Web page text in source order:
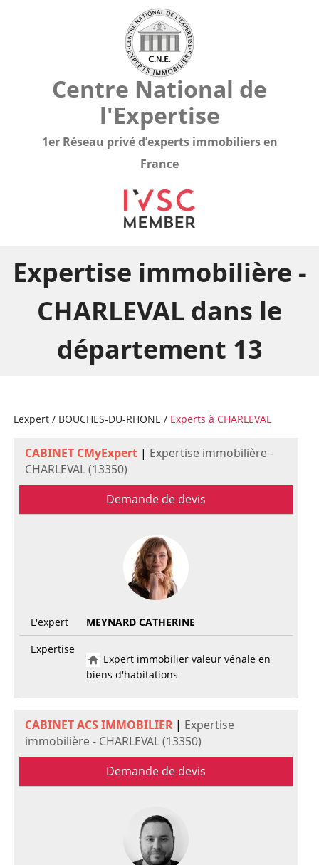
Centre National de
l'Expertise
1er Réseau privé d’experts immobiliers en
France
Expertise immobilière -
CHARLEVAL dans le
département 13
Lexpert/ BOUCHES-DU-RHONE / Experts à CHARLEVAL
CABINET CMyExpert| Expertise immobilière -
CHARLEVAL (13350)
Demande de devis
L'expert
MEYNARD CATHERINE
Expertise
Expert immobilier valeur vénale en
biens d'habitations
CABINET ACS IMMOBILIER| Expertise
immobilière - CHARLEVAL (13350)
Demande de devis